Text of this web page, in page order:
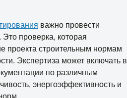
важно провести
Это проверка, которая
проекта строительным нормам
Экспертиза может включать в
по различным
энергоэффективность и